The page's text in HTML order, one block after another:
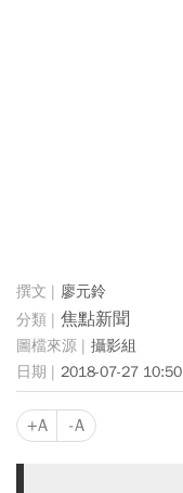
廖元鈴
焦點新聞
攝影組
2018-07-27 10:50
+A -A